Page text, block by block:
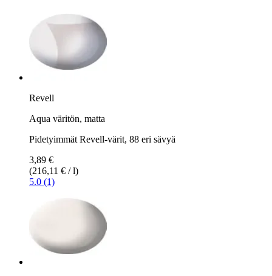
Revell
Aqua väritön, matta
Pidetyimmät Revell-värit, 88 eri sävyä
3,89 €
(216,11 € / l)
5.0 (1)